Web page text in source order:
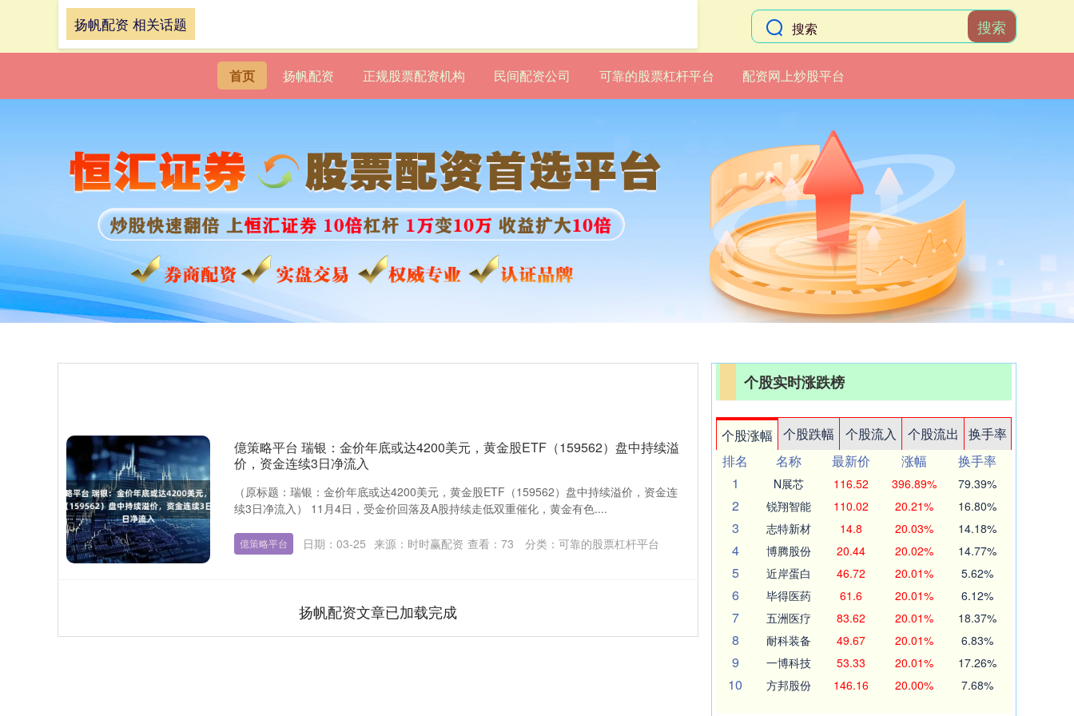
搜索
首页 扬帆配资 正规股票配资机构 民间配资公司 可靠的股票杠杆平台 配资网上炒股平台
扬帆配资 相关话题
億策略平台 瑞银：金价年底或达4200美元，黄金股ETF（159562）盘中持续溢
价，资金连续3日净流入
（原标题：瑞银：金价年底或达4200美元，黄金股ETF（159562）盘中持续溢价，资金连
续3日净流入） 11月4日，受金价回落及A股持续走低双重催化，黄金有色....
億策略平台 日期：03-25 来源：时时赢配资 查看： 73 分类： 可靠的股票杠杆平台
扬帆配资文章已加载完成
个股实时涨跌榜
个股涨幅 个股跌幅 个股流入 个股流出
换手率
排名
名称 最新价 涨幅
换手率
1
N展芯 116.52 396.89% 79.39%
2 锐翔智能 110.02 20.21% 16.80%
3 志特新材 14.8 20.03% 14.18%
4 博腾股份 20.44 20.02% 14.77%
5 近岸蛋白 46.72 20.01% 5.62%
6 毕得医药 61.6 20.01% 6.12%
7 五洲医疗 83.62 20.01% 18.37%
8 耐科装备 49.67 20.01% 6.83%
9 一博科技 53.33 20.01% 17.26%
10 方邦股份 146.16 20.00% 7.68%